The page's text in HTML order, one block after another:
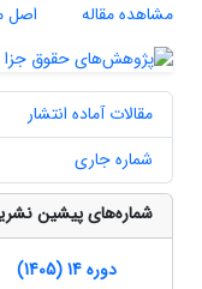
مشاهده مقاله
اصل
مقالات آماده انتشار
شماره جاری
شماره‌های پیشین
دوره 14 (1405)